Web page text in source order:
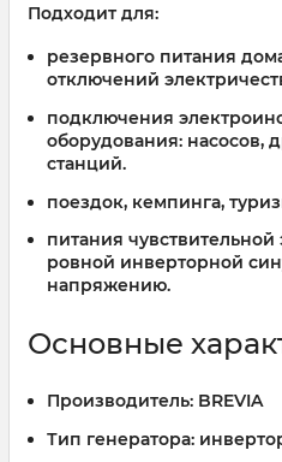
Подходит для:
резервного питания
отключений
подключения
оборудования: насосов,
станций.
поездок, кемпинга,
питания
ровной инверторной
напряжению.
Основные
Производитель: BREVIA
Тип генератора: